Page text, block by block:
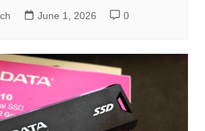
June 1, 2026 0